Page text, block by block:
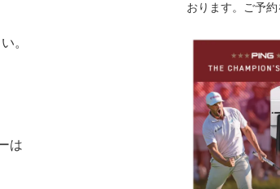
。
は
おります。ご予約